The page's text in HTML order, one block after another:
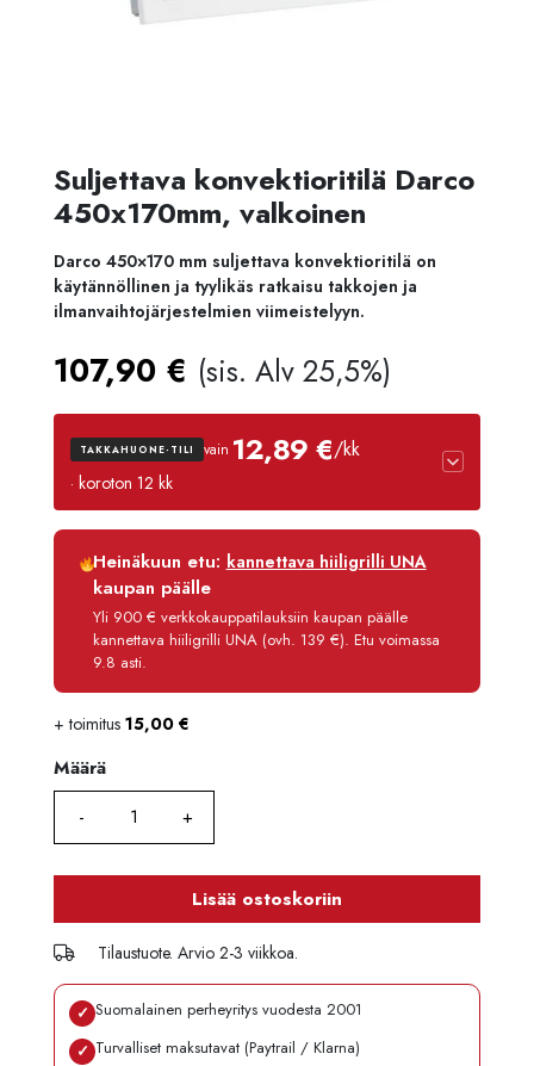
Suljettava konvektioritilä Darco
450x170mm, valkoinen
Darco 450×170 mm suljettava konvektioritilä on
käytännöllinen ja tyylikäs ratkaisu takkojen ja
ilmanvaihtojärjestelmien viimeistelyyn.
107,90 € (sis. Alv 25,5%)
TAKKAHUONE-TILI vain 12,89 €/kk
· koroton 12 kk
Luottoaika
12 kk
Korko
Käsittelymaksu
3,90 €/kk
Maksettava yhteensä
154,70 €
Heinäkuun etu: kannettava hiiligrilli UNA
kaupan päälle
Yli 900 € verkkokauppatilauksiin kaupan päälle
kannettava hiiligrilli UNA (ovh. 139 €). Etu voimassa
9.8 asti.
+ toimitus 15,00 €
Määrä
Määrä
Lisää ostoskoriin
Tilaustuote. Arvio 2-3 viikkoa.
✓ Suomalainen perheyritys vuodesta 2001
✓ Turvalliset maksutavat (Paytrail / Klarna)